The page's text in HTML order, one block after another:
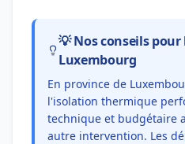
💡 Nos conseils
Luxembourg
En province de
l'isolation thermique
technique et budgétaire
autre intervention. Les